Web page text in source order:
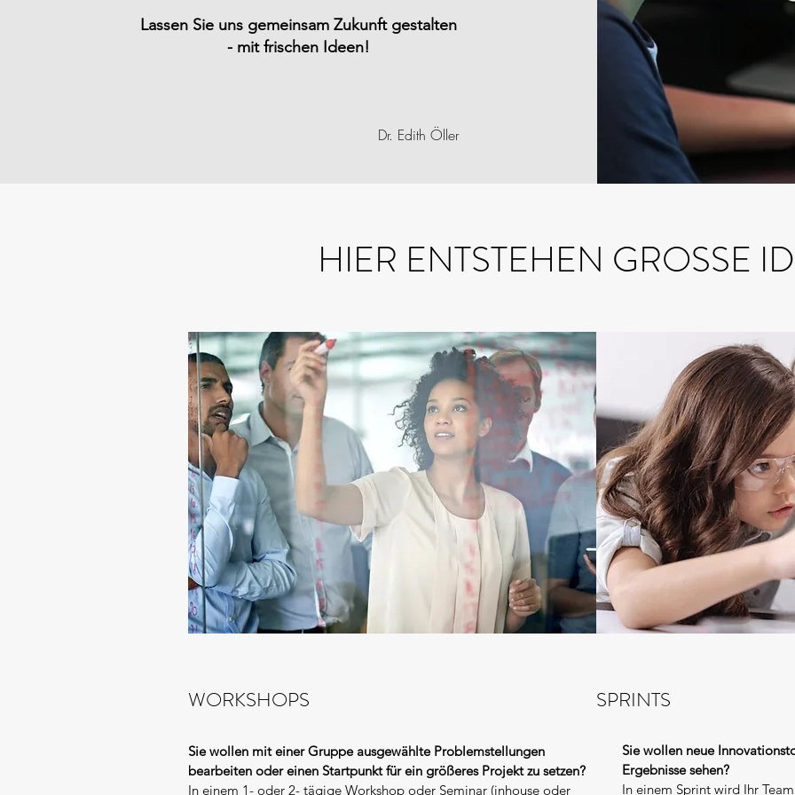
Lassen Sie uns gemeinsam Zukunft gestalten
- mit frischen Ideen!
Dr. Edith Öller
HIER ENTSTEHEN GROSSE
WORKSHOPS
Sie wollen mit einer Gruppe ausgewählte Problemstellungen
bearbeiten oder einen Startpunkt für ein größeres Projekt zu setzen?
In einem 1- oder 2- tägige Workshop oder Seminar (inhouse oder
SPRINTS
Sie wollen neue
Ergebnisse sehen?
In einem Sprint wird Ihr